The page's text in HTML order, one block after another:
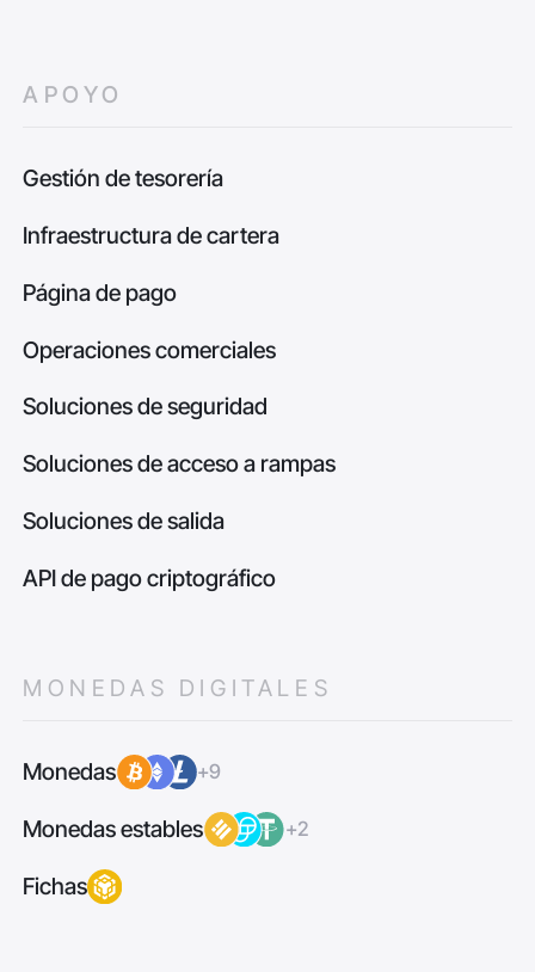
APOYO
Gestión de tesorería
Infraestructura de cartera
Página de pago
Operaciones comerciales
Soluciones de seguridad
Soluciones de acceso a rampas
Soluciones de salida
API de pago criptográfico
MONEDAS DIGITALES
Monedas +9
Monedas estables +2
Fichas